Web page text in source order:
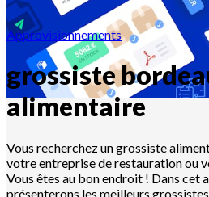
Approvisionnements
grossiste
alimentaire
Vous recherchez un grossiste
votre entreprise de restauration ou
Vous êtes au bon endroit ! Dans cet
présenterons les meilleurs